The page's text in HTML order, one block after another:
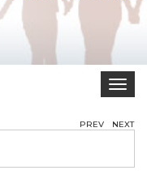
Toggle
PREV NEXT